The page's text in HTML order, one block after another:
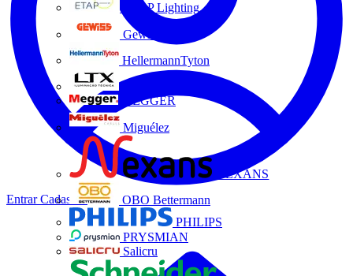
ETAP Lighting
Gewiss
HellermannTyton
MEGGER
Miguélez
NEXANS
OBO Bettermann
PHILIPS
PRYSMIAN
Salicru
EntrarCadastrar